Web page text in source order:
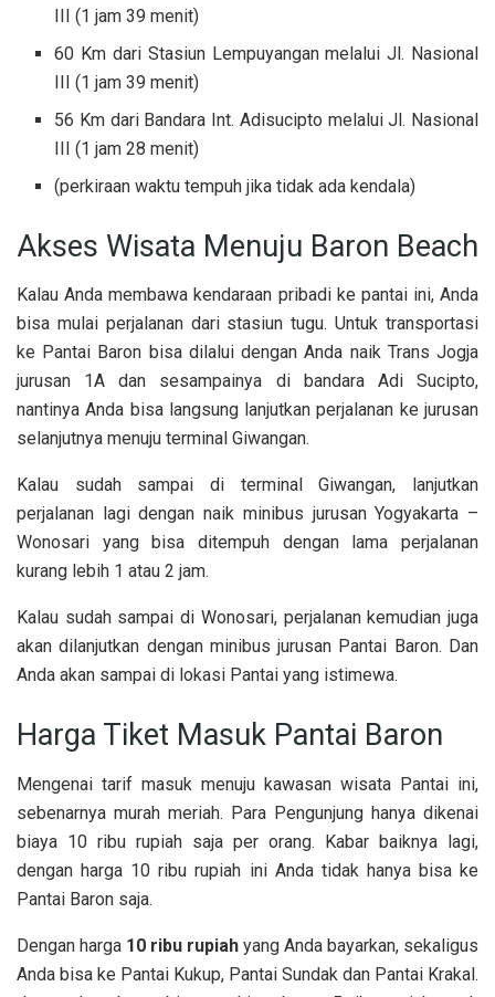
III (1 jam 39 menit)
60 Km dari Stasiun Lempuyangan melalui Jl. Nasional
III (1 jam 39 menit)
56 Km dari Bandara Int. Adisucipto melalui Jl. Nasional
III (1 jam 28 menit)
(perkiraan waktu tempuh jika tidak ada kendala)
Akses Wisata Menuju Baron Beach
Kalau Anda membawa kendaraan pribadi ke pantai ini, Anda
bisa mulai perjalanan dari stasiun tugu. Untuk transportasi
ke Pantai Baron bisa dilalui dengan Anda naik Trans Jogja
jurusan 1A dan sesampainya di bandara Adi Sucipto,
nantinya Anda bisa langsung lanjutkan perjalanan ke jurusan
selanjutnya menuju terminal Giwangan.
Kalau sudah sampai di terminal Giwangan, lanjutkan
perjalanan lagi dengan naik minibus jurusan Yogyakarta –
Wonosari yang bisa ditempuh dengan lama perjalanan
kurang lebih 1 atau 2 jam.
Kalau sudah sampai di Wonosari, perjalanan kemudian juga
akan dilanjutkan dengan minibus jurusan Pantai Baron. Dan
Anda akan sampai di lokasi Pantai yang istimewa.
Harga Tiket Masuk Pantai Baron
Mengenai tarif masuk menuju kawasan wisata Pantai ini,
sebenarnya murah meriah. Para Pengunjung hanya dikenai
biaya 10 ribu rupiah saja per orang. Kabar baiknya lagi,
dengan harga 10 ribu rupiah ini Anda tidak hanya bisa ke
Pantai Baron saja.
Dengan harga 10 ribu rupiah yang Anda bayarkan, sekaligus
Anda bisa ke Pantai Kukup, Pantai Sundak dan Pantai Krakal.